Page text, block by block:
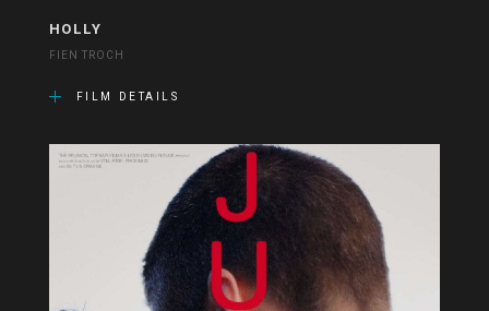
HOLLY
FIEN TROCH
FILM DETAILS